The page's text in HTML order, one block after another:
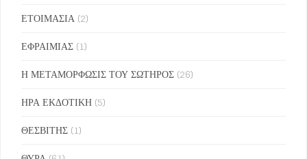
ΕΤΟΙΜΑΣΙΑ (2)
ΕΦΡΑΙΜΙΑΣ (1)
Η ΜΕΤΑΜΟΡΦΩΣΙΣ ΤΟΥ ΣΩΤΗΡΟΣ (26)
ΗΡΑ ΕΚΔΟΤΙΚΗ (5)
ΘΕΣΒΙΤΗΣ (1)